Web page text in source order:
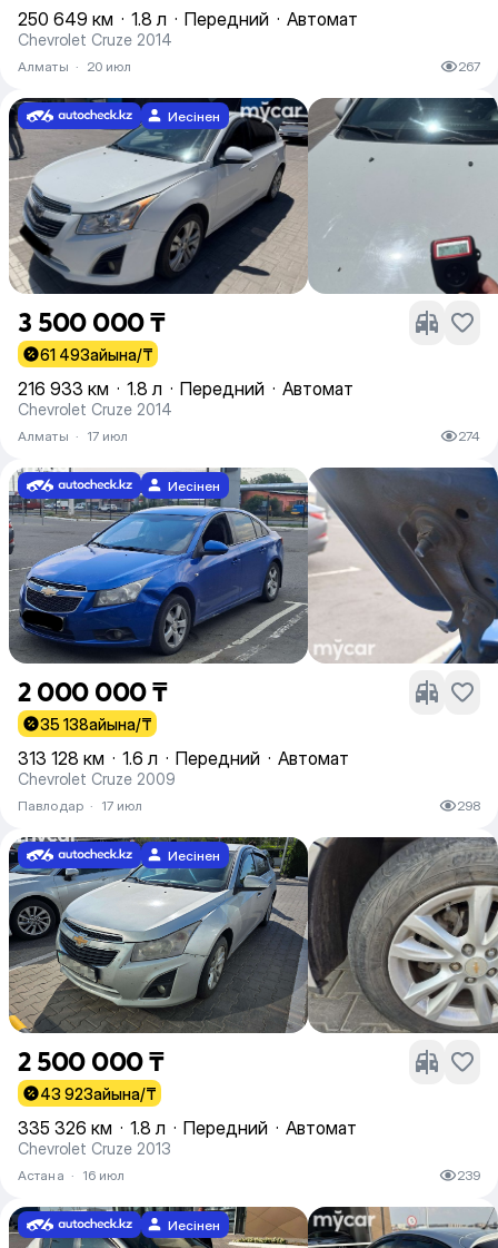
250 649 км · 1.8 л · Передний · Автомат
Chevrolet Cruze 2014
Алматы · 20 июл 267
Иесінен
3 500 000 ₸
61 493айына/₸
216 933 км · 1.8 л · Передний · Автомат
Chevrolet Cruze 2014
Алматы · 17 июл 274
Иесінен
2 000 000 ₸
35 138айына/₸
313 128 км · 1.6 л · Передний · Автомат
Chevrolet Cruze 2009
Павлодар · 17 июл 298
Иесінен
2 500 000 ₸
43 923айына/₸
335 326 км · 1.8 л · Передний · Автомат
Chevrolet Cruze 2013
Астана · 16 июл 239
Иесінен